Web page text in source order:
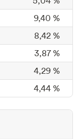
9,40 %
8,42 %
3,87 %
4,29 %
4,44 %